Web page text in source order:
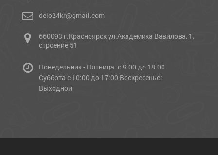
delo24kr@gmail.com
660093 г.Красноярск ул.Академика Вавилова, 1,
строение 51
Понедельник - Пятница: с 9.00 до 18.00
Cуббота с 10:00 до 17:00 Воскресенье:
Выходной